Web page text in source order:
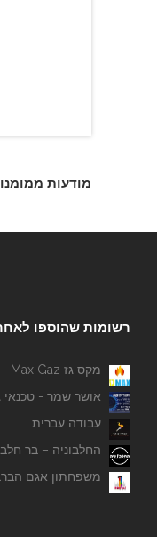
מודעות
רשומות שהוספו
מקס גז Max Gaz
אושר שמר - טכנאי
עבודה עברית
החלבוניה – בר
משפחתון אגם